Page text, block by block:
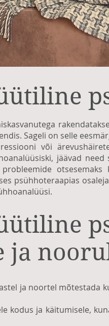
Sageli on selle
või
jäävad
otsesemaks
psühhoteraapias
ja
ja noortel mõtestada
kodus ja käitumisele,